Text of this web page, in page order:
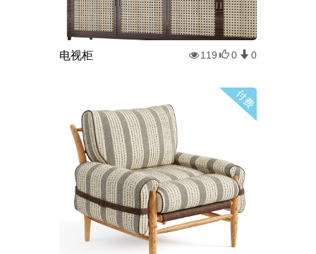
电视柜 119 0 0